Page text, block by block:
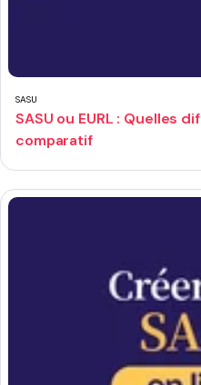
SASU
SASU ou EURL : Quelles
comparatif